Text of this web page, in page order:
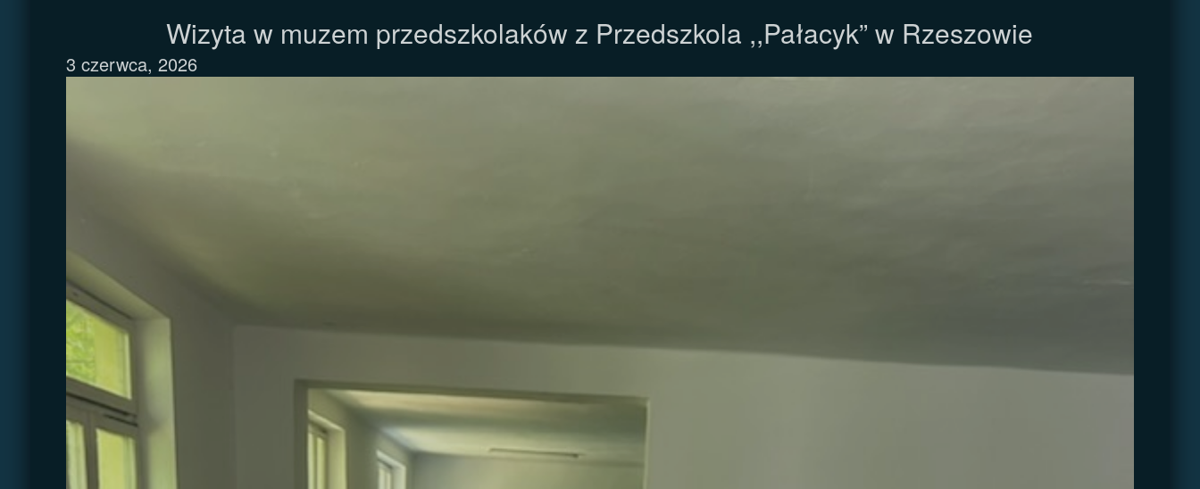
Wizyta w muzem przedszkolaków z Przedszkola ,,Pałacyk” w Rzeszowie
3 czerwca, 2026